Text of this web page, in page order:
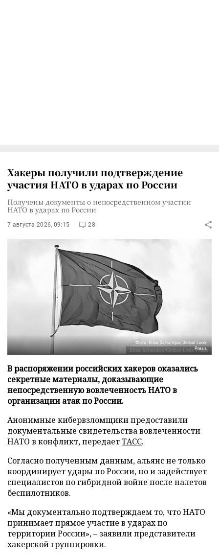
Хакеры получили подтверждение
участия НАТО в ударах по России
Получены документы о непосредственном участии
НАТО в ударах по России
7 августа 2026, 09:15 28
Фото: Elisa Schu/dpa/Global Look
Press
В распоряжении российских хакеров оказались
секретные материалы, доказывающие
непосредственную вовлеченность НАТО в
организации атак по России.
Анонимные кибервзломщики предоставили
документальные свидетельства вовлеченности
НАТО в конфликт, передаетТАСС.
Согласно полученным данным, альянс не только
координирует удары по России, но и задействует
специалистов по гибридной войне после налетов
беспилотников.
«Мы документально подтверждаем то, что НАТО
принимает прямое участие в ударах по
территории России», – заявили представители
хакерской группировки.